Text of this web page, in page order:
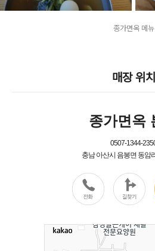
종가면옥 메뉴
매장 위치